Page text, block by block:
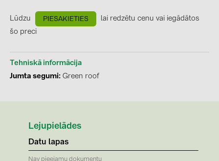
BAKS (51)
BUDMAT (6)
EVOPIPES (7)
JAsolar (6)
Lūdzu PIESAKIETIES
lai redzētu cenu vai iegādātos
šo preci
Tehniskā informācija
Jumta segumi Green roof
Lejupielādes
Datu lapas
Nav pieejamu dokumentu